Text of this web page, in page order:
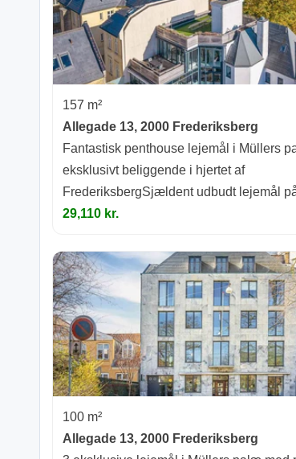
157 m²
Allegade 13, 2000 Frederiksberg
Fantastisk penthouse lejemål i Müllers
eksklusivt beliggende i hjertet af
FrederiksbergSjældent udbudt lejemål
29,110 kr.
100 m²
Allegade 13, 2000 Frederiksberg